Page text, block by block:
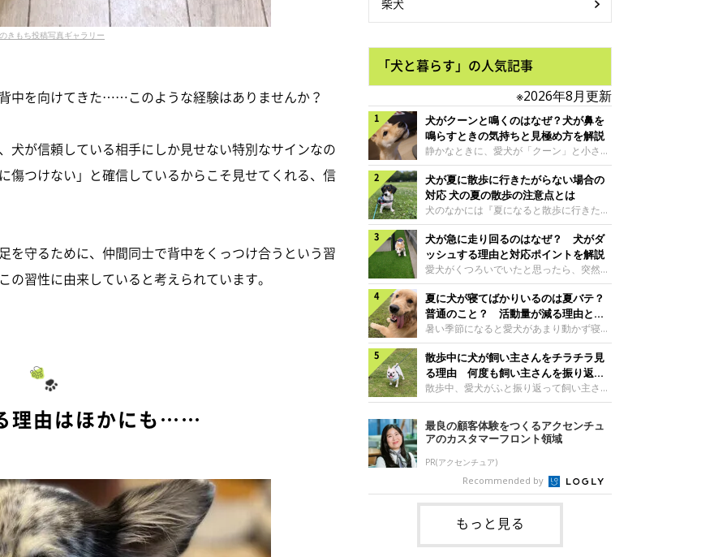
きもち投稿写真ギャラリー
中を向けてきた……このような経験はありませんか？
犬が信頼している相手にしか見せない特別なサインなの
傷つけない」と確信しているからこそ見せてくれる、信
を守るために、仲間同士で背中をくっつけ合うという習
習性に由来していると考えられています。
理由はほかにも……
柴犬
「犬と暮らす」の人気記事
※2026年8月更新
犬がクーンと鳴くのはなぜ？犬が鼻を
鳴らすときの気持ちと見極め方を解説
静かなときに、愛犬が「クーン」と小さく
鳴いたり、鼻を鳴らすような音を出したり
することはありませんか？ 大きく吠える
わけではない分、「不安なの？それとも何
かお願いしているの？」と気になる飼い主
さんもいるかもしれません。今回は、犬が
クーンと鳴く理由や鼻鳴らしの背景、見極
め方と対応のポイントなどについて、いぬ
のきもち獣医師相談室の原 駿太朗先生に
伺いました。クーンと鳴くのはどんな気持
ち？いぬのきもち投稿写真ギャラリー犬が
クーンと小さく鳴くときは、何らかの感情
を伝えようとしている場合があると考えら
れています。大
犬が夏に散歩に行きたがらない場合の
対応 犬の夏の散歩の注意点とは
犬のなかには『夏になると散歩に行きたが
らない、歩かなくなる』『暑い季節は散歩
の気配を察すると涼しい部屋から出ようと
しない』など散歩に行きたがらないコもい
るようです。愛犬の運動をさせてあげたい
のに、散歩に行きたがらない。このような
場合はどう対応すればよいのでしょうか？
「愛犬が夏に散歩に行きたがらない場合の
対応」について、いぬのきもち獣医師相談
室の白山さとこ先生に聞きました。Q.夏に
犬の散歩に行くときの注意点は？ いぬの
きもち投稿写真ギャラリーーー夏に愛犬と
散歩に行くときは、どのようなことに注意
をするとよい
犬が急に走り回るのはなぜ？ 犬がダ
ッシュする理由と対応ポイントを解説
愛犬がくつろいでいたと思ったら、突然部
屋の中を走り回り始める――そんな様子に
驚いたことはありませんか？ 急な動きに
「何が起きているの？」と戸惑う飼い主さ
んも多いでしょう。落ち着いていたはずな
のに、急にスイッチが入ったように見える
と不安になることもあります。今回は、犬
が急に走り回る理由や見極め方などについ
て、いぬのきもち獣医師相談室の岡本りさ
先生に伺いました。犬が急に走り回るのは
ラリー犬が突然走り回る行動は、必ずしも
珍しいものではないと考えられています。
体にたまったエ
夏に犬が寝てばかりいるのは夏バテ？
普通のこと？ 活動量が減る理由と対
策とは
暑い季節になると愛犬があまり動かず寝て
ばかりだと感じる飼い主さんはいません
か？その様子に、愛犬が夏バテで疲れてい
るのか、元気がないのかなど不安に感じる
方もいるのではないかと思います。 で
は、犬が寝てばかりいるときに対処が必要
かを見極める方法はあるのでしょうか？
「犬の活動量が夏に減る理由と対策」につ
いて、いぬのきもち獣医師相談室の山口み
き先生に話を聞きました。Q. 夏に犬の活
動量が減る理由は？ いぬのきもち投稿写
真ギャラリーーー夏に愛犬の活動量が減る
と感じる飼い主さんもいるようです。理由
としてどのようなこ
散歩中に犬が飼い主さんをチラチラ見
る理由 何度も飼い主さんを振り返る
のはなぜ？
散歩中、愛犬がふと振り返って飼い主さん
の様子を確認する…そんな場面に心当たり
はありませんか？ 何度もチラチラ見られ
ると、「何か気になることがあるの？」
「ちゃんと歩けているかな」と不安になる
ことがあるかもしれません。愛犬が歩きな
がら飼い主さんを振り返るしぐさには、ど
んな気持ちが隠れているのでしょうか。今
回は、犬が散歩中に飼い主さんを確認する
理由や注意すべきサインの見極めかた、対
応のポイントなどについて、いぬのきもち
獣医師相談室の原 駿太朗先生に伺いまし
最良の顧客体験をつくるアクセンチュ
アのカスタマーフロント領域
PR(アクセンチュア)
Recommended by
もっと見る